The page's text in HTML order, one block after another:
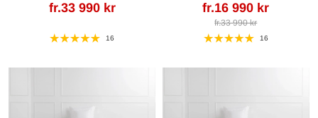
fr.33 990 kr
16
fr.16 990 kr
fr.33 990 kr
16